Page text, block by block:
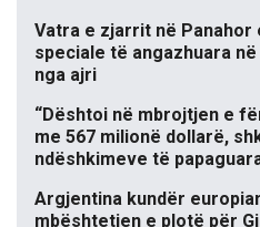
Vatra e zjarrit në
speciale të angazhuara
nga ajri
“Dështoi në mbrojtjen e
me 567 milionë dollarë,
ndëshkimeve të
Argjentina kundër
mbështetjen e plotë për